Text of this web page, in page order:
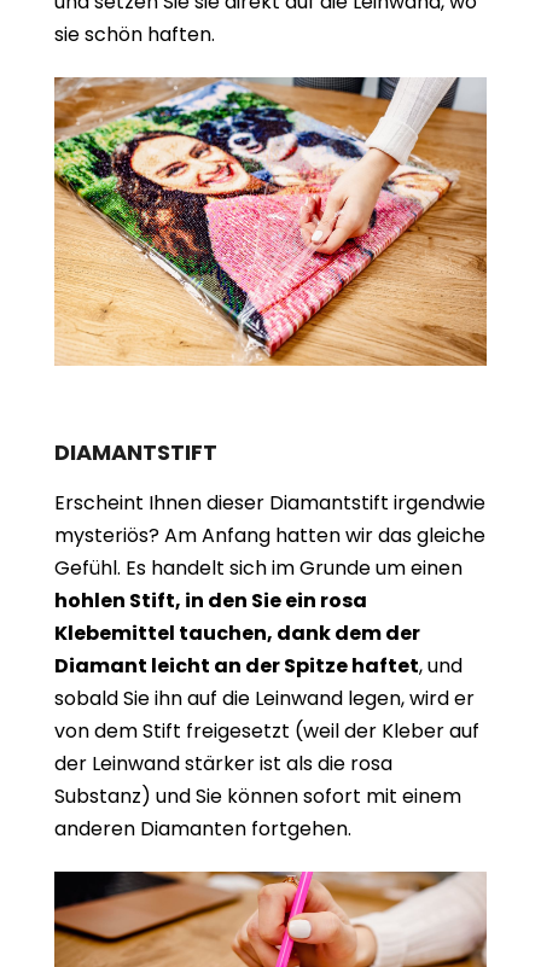
sie schön haften.
DIAMANTSTIFT
Erscheint Ihnen dieser Diamantstift irgendwie
mysteriös? Am Anfang hatten wir das gleiche
Gefühl. Es handelt sich im Grunde um einen
hohlen Stift, in den Sie ein rosa
Klebemittel tauchen, dank dem der
Diamant leicht an der Spitze haftet, und
sobald Sie ihn auf die Leinwand legen, wird er
von dem Stift freigesetzt (weil der Kleber auf
der Leinwand stärker ist als die rosa
Substanz) und Sie können sofort mit einem
anderen Diamanten fortgehen.